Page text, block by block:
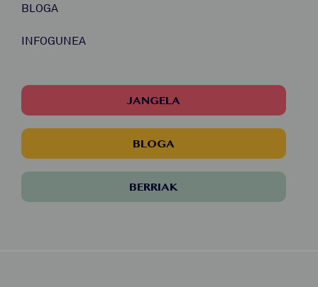
BLOGA
INFOGUNEA
JANGELA
BLOGA
BERRIAK